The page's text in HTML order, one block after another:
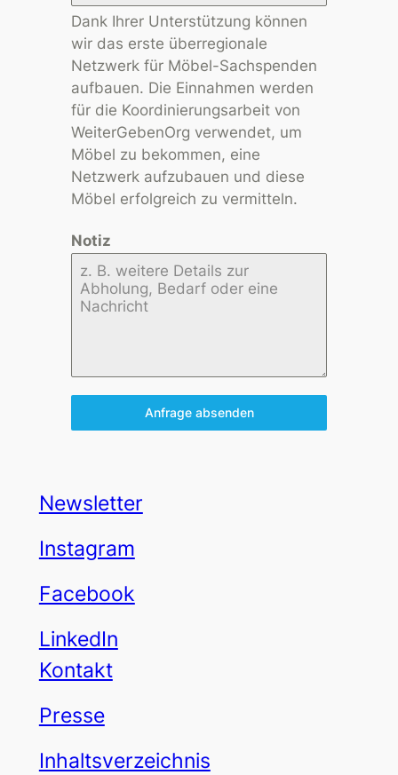
Dank Ihrer Unterstützung können
wir das erste überregionale
Netzwerk für Möbel-Sachspenden
aufbauen. Die Einnahmen werden
für die Koordinierungsarbeit von
WeiterGebenOrg verwendet, um
Möbel zu bekommen, eine
Netzwerk aufzubauen und diese
Möbel erfolgreich zu vermitteln.
Notiz
Anfrage absenden
Newsletter
Instagram
Facebook
LinkedIn
Kontakt
Presse
Inhaltsverzeichnis